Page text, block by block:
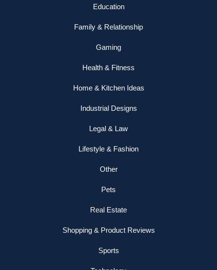
Education
Family & Relationship
Gaming
Health & Fitness
Home & Kitchen Ideas
Industrial Designs
Legal & Law
Lifestyle & Fashion
Other
Pets
Real Estate
Shopping & Product Reviews
Sports